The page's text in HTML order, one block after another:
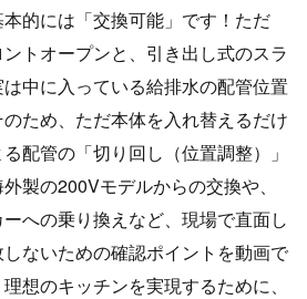
的には「交換可能」です！ただ
トオープンと、引き出し式のスラ
中に入っている給排水の配管位置
ため、ただ本体を入れ替えるだけ
配管の「切り回し（位置調整）」
製の200Vモデルからの交換や、
への乗り換えなど、現場で直面し
ないための確認ポイントを動画で
想のキッチンを実現するために、